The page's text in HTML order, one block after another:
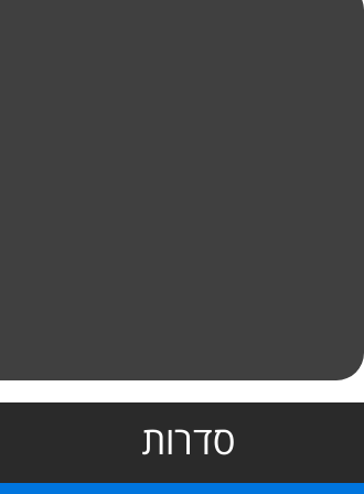
סדרות